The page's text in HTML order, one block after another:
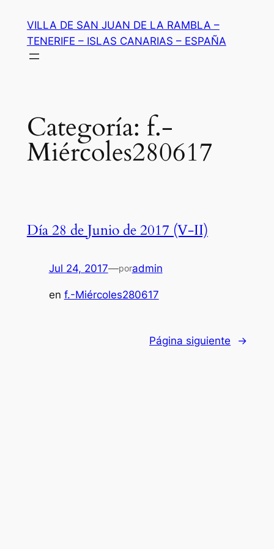
contenido
VILLA DE SAN JUAN DE LA RAMBLA –
TENERIFE – ISLAS CANARIAS – ESPAÑA
Categoría: f.-
Miércoles280617
Día 28 de Junio de 2017 (V-II)
Jul 24, 2017—poradmin
en f.-Miércoles280617
Página siguiente →